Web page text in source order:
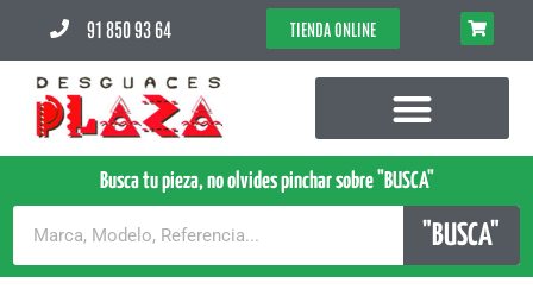
91 850 93 64 TIENDA ONLINE
Busca tu pieza, no olvides pinchar sobre "BUSCA"
"BUSCA"